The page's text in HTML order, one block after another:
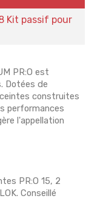
Kit passif pour
PR:O est
Dotées de
construites
performances
l'appellation
PR:O 15, 2
Conseillé